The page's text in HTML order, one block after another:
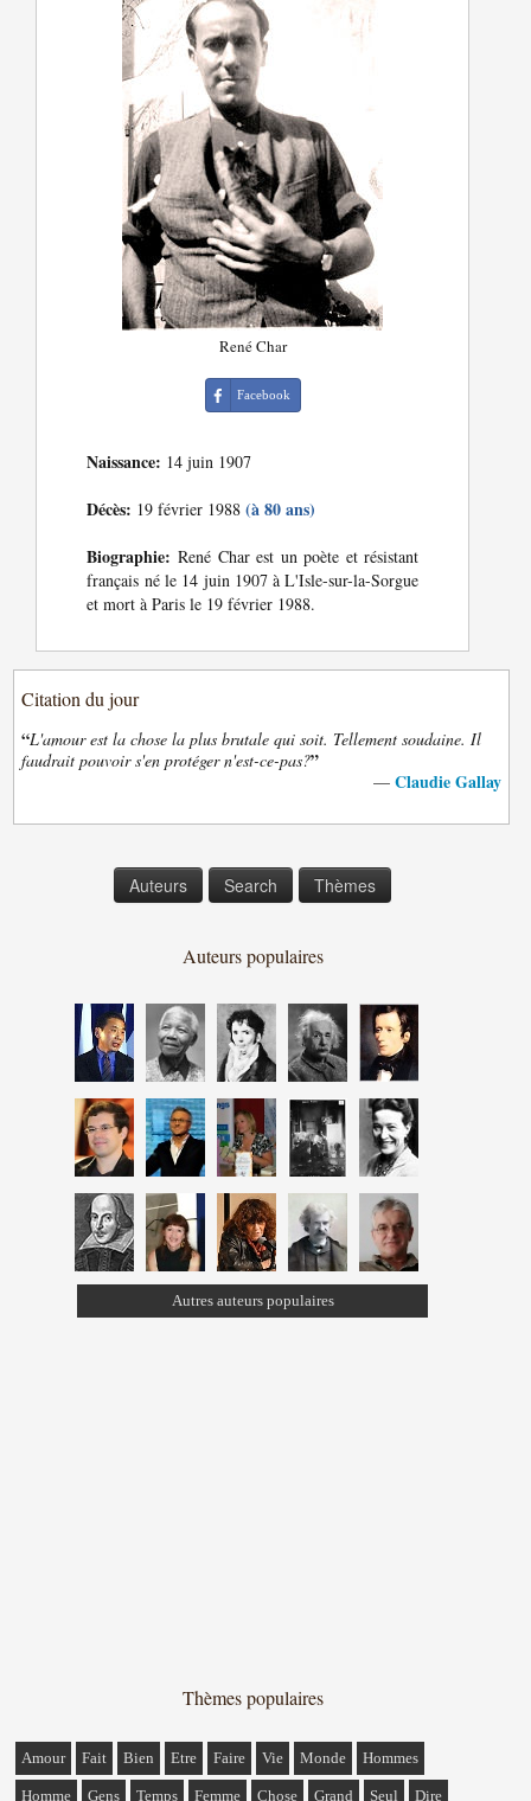
René Char
Facebook
Naissance: 14 juin 1907
Décès: 19 février 1988(à 80 ans)
Biographie: René Char est un poète et résistant
français né le 14 juin 1907 à L'Isle-sur-la-Sorgue
et mort à Paris le 19 février 1988.
Citation du jour
“L'amour est la chose la plus brutale qui soit. Tellement soudaine. Il
faudrait pouvoir s'en protéger n'est-ce-pas?”
— Claudie Gallay
Auteurs Search Thèmes
Auteurs populaires
Autres auteurs populaires
Thèmes populaires
Amour Fait Bien Etre Faire Vie Monde Hommes
Homme Gens Temps Femme Chose Grand Seul Dire